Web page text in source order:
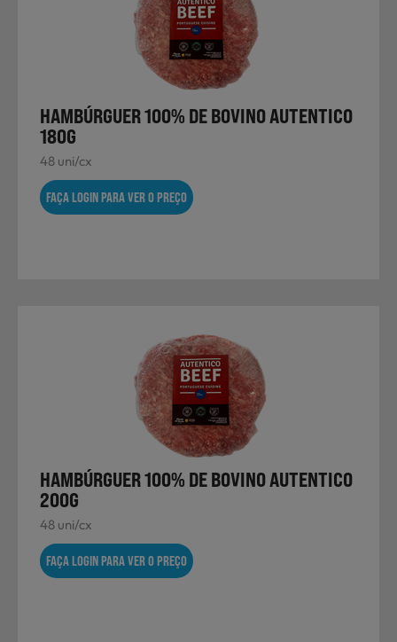
HAMBÚRGUER 100% DE BOVINO AUTENTICO
180G
48 uni/cx
FAÇA LOGIN PARA VER O PREÇO
HAMBÚRGUER 100% DE BOVINO AUTENTICO
200G
48 uni/cx
FAÇA LOGIN PARA VER O PREÇO